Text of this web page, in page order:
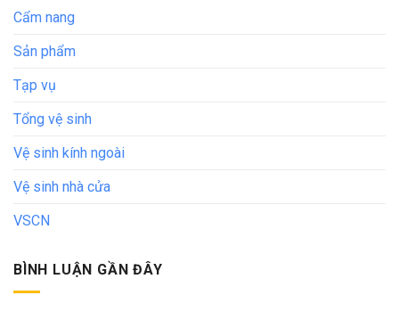
Cẩm nang
Sản phẩm
Tạp vụ
Tổng vệ sinh
Vệ sinh kính ngoài
Vệ sinh nhà cửa
VSCN
BÌNH LUẬN GẦN ĐÂY